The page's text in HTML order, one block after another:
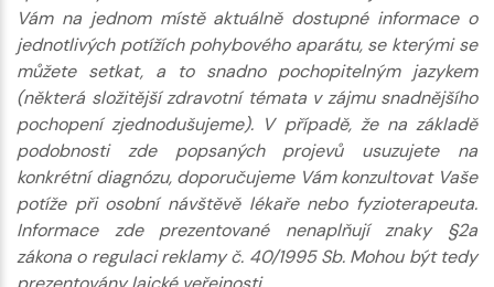
Vám na jednom místě aktuálně dostupné informace o
jednotlivých potížích pohybového aparátu, se kterými se
můžete setkat, a to snadno pochopitelným jazykem
(některá složitější zdravotní témata v zájmu snadnějšího
pochopení zjednodušujeme). V případě, že na základě
podobnosti zde popsaných projevů usuzujete na
konkrétní diagnózu, doporučujeme Vám konzultovat Vaše
potíže při osobní návštěvě lékaře nebo fyzioterapeuta.
Informace zde prezentované nenaplňují znaky §2a
zákona o regulaci reklamy č. 40/1995 Sb. Mohou být tedy